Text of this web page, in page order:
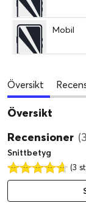
Mobil
Översikt
Översikt
Recensioner
Snittbetyg
(3